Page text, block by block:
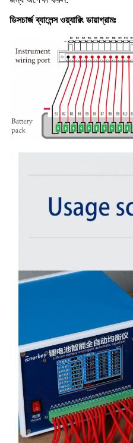
ডিসচার্জ ব্যালেন্স ওয়্যারিং ডায়াগ্রামঃ